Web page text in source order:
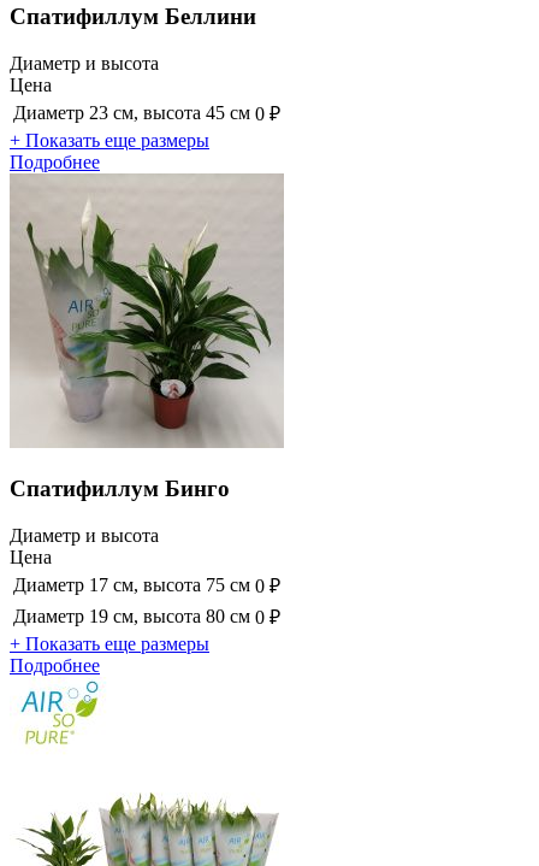
Спатифиллум Беллини
Диаметр и высота
Цена
Диаметр 23 см, высота 45 см 0 ₽
+ Показать еще размеры
Подробнее
Спатифиллум Бинго
Диаметр и высота
Цена
Диаметр 17 см, высота 75 см 0 ₽
Диаметр 19 см, высота 80 см 0 ₽
+ Показать еще размеры
Подробнее